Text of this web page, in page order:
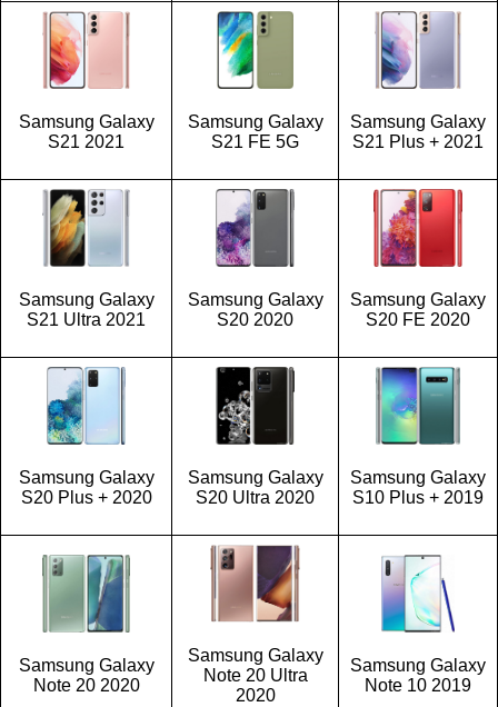
Samsung Galaxy
S21 2021
Samsung Galaxy
S21 FE 5G
Samsung Galaxy
S21 Plus + 2021
Samsung Galaxy
S21 Ultra 2021
Samsung Galaxy
S20 2020
Samsung Galaxy
S20 FE 2020
Samsung Galaxy
S20 Plus + 2020
Samsung Galaxy
S20 Ultra 2020
Samsung Galaxy
S10 Plus + 2019
Samsung Galaxy
Note 20 2020
Samsung Galaxy
Note 20 Ultra
2020
Samsung Galaxy
Note 10 2019